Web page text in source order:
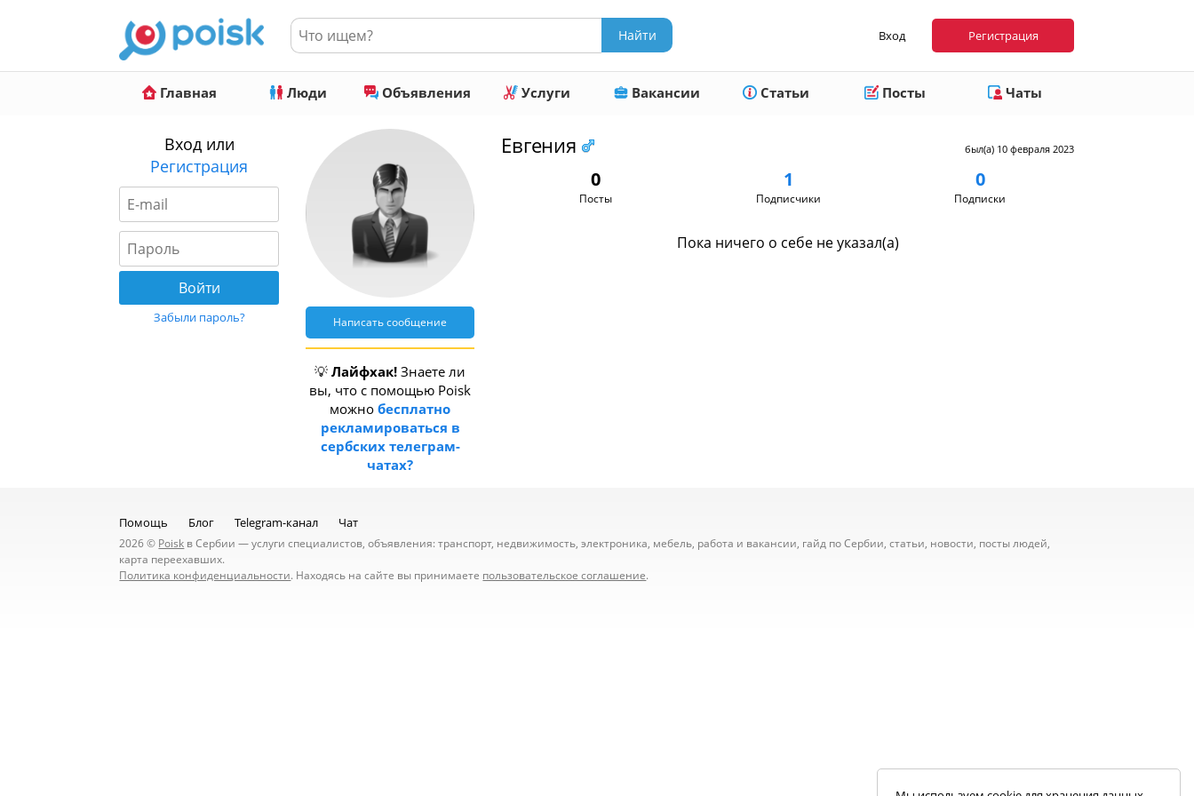
Вход Регистрация
Главная Люди Объявления Услуги Вакансии Статьи Посты Чаты
Вход или
Регистрация
Забыли пароль? Написать сообщение
💡Лайфхак! Знаете ли
вы, что с помощью Poisk
можнобесплатно
рекламироваться в
сербских телеграм-
чатах?
был(а) 10 февраля 2023
Евгения
0
Посты
1
Подписчики
0
Подписки
Пока ничего о себе не указал(а)
Помощь Блог Telegram-канал Чат
2026 © Poisk в Сербии — услуги специалистов, объявления: транспорт, недвижимость, электроника, мебель, работа и вакансии, гайд по Сербии, статьи, новости, посты людей,
карта переехавших.
Политика конфиденциальности. Находясь на сайте вы принимаете пользовательское соглашение.